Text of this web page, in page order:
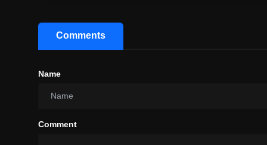
Comments
Name
Comment